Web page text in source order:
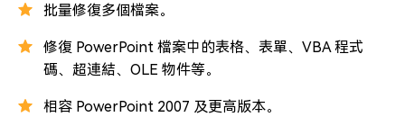
批量修復多個檔案。
修復 PowerPoint 檔案中的表格、表單、VBA 程式
碼、超連結、OLE 物件等。
相容 PowerPoint 2007 及更高版本。